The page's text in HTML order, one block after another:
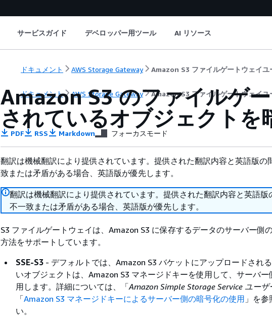
サービスガイド デベロッパー用ツール AI リソース
ドキュメント AWS Storage Gateway Amazon S3 ファイルゲートウェイユ
ドキュメント AWS Storage Gateway Amazon S3 ファイルゲートウェイユ
Amazon S3 のファイルゲ
されているオブジェクトを
PDF RSS Markdown フォーカスモード
翻訳は機械翻訳により提供されています。提供された翻訳内容と英語版の
致または矛盾がある場合、英語版が優先します。
翻訳は機械翻訳により提供されています。提供された翻訳内容と英語版
不一致または矛盾がある場合、英語版が優先します。
S3 ファイルゲートウェイは、Amazon S3 に保存するデータのサーバー側
方法をサポートしています。
SSE-S3 - デフォルトでは、Amazon S3 バケットにアップロードされ
いオブジェクトは、Amazon S3 マネージドキーを使用して、サーバー
用します。詳細については、「Amazon Simple Storage Service ユーザ
「Amazon S3 マネージドキーによるサーバー側の暗号化の使用 」を
い。